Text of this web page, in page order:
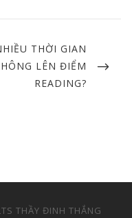
THỜI GIAN
LÊN ĐIỂM
READING?
THẦY ĐINH THẮNG